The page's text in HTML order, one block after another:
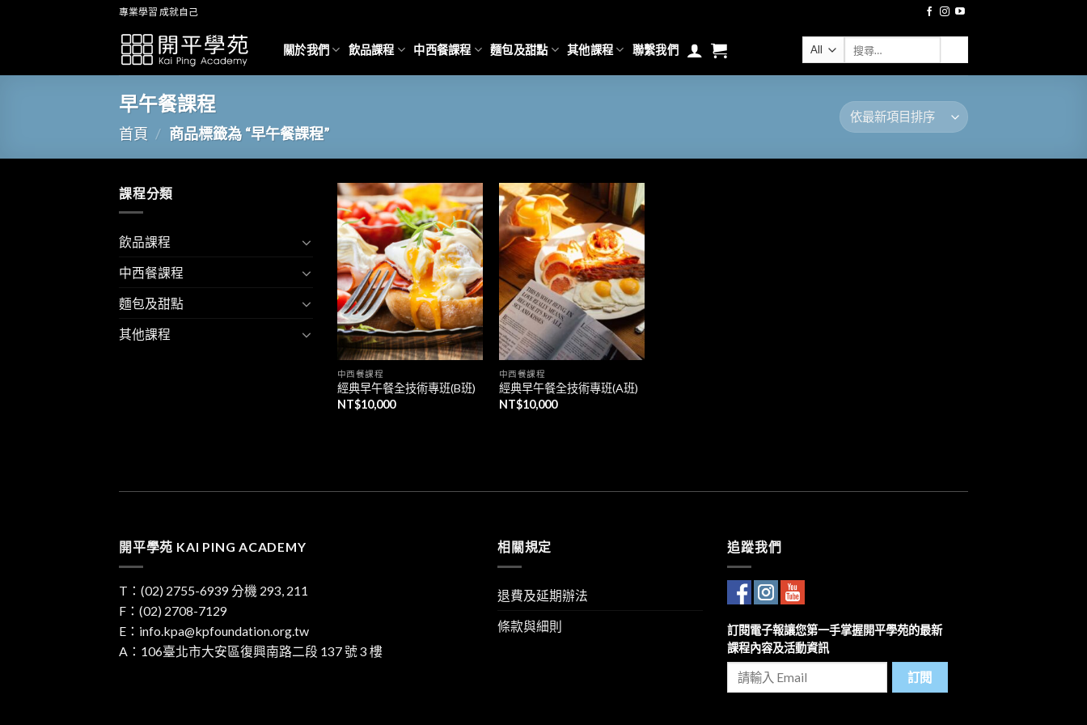
專業學習 成就自己
關於我們 飲品課程 中西餐課程 麵包及甜點 其他課程 聯繫我們
關
字:
早午餐課程
首頁 / 商品標籤為 “早午餐課程”
課程分類
飲品課程
中西餐課程
麵包及甜點
其他課程
加入
「願
望清
單」
中西餐課程
經典早午餐全技術專班(B班)
NT$10,000
加入
「願
望清
單」
中西餐課程
經典早午餐全技術專班(A班)
NT$10,000
開平學苑 KAI PING ACADEMY
T： (02) 2755-6939分機 293, 211
F：(02) 2708-7129
E： info.kpa@kpfoundation.org.tw
A： 106臺北市大安區復興南路二段 137 號 3 樓
相關規定
退費及延期辦法
條款與細則
追蹤我們
訂閱電子報讓您第一手掌握開平學苑的最新
課程內容及活動資訊